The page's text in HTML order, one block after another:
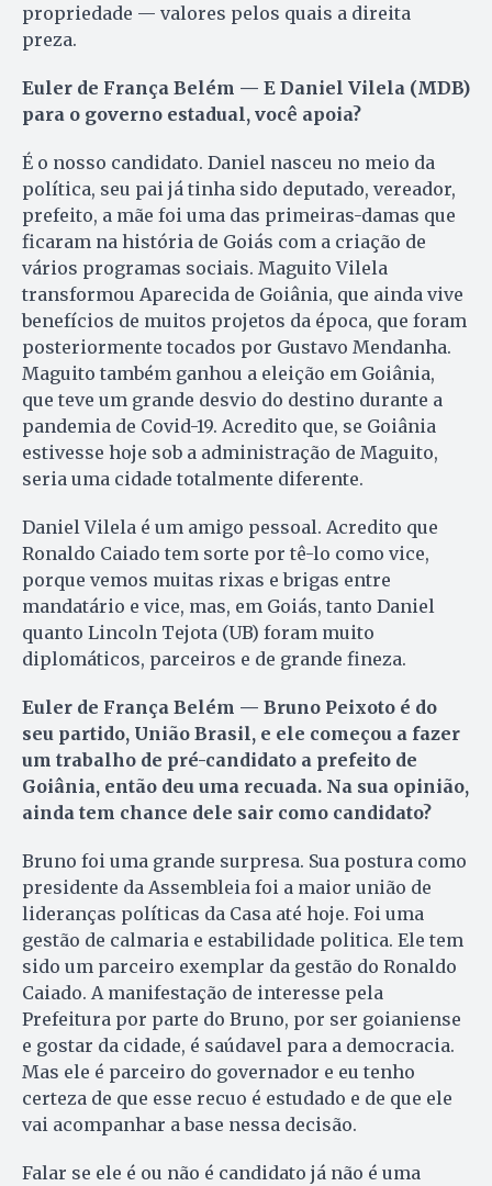
propriedade — valores pelos quais a direita
preza.
Euler de França Belém — E Daniel Vilela (MDB)
para o governo estadual, você apoia?
É o nosso candidato. Daniel nasceu no meio da
política, seu pai já tinha sido deputado, vereador,
prefeito, a mãe foi uma das primeiras-damas que
ficaram na história de Goiás com a criação de
vários programas sociais. Maguito Vilela
transformou Aparecida de Goiânia, que ainda vive
benefícios de muitos projetos da época, que foram
posteriormente tocados por Gustavo Mendanha.
Maguito também ganhou a eleição em Goiânia,
que teve um grande desvio do destino durante a
pandemia de Covid-19. Acredito que, se Goiânia
estivesse hoje sob a administração de Maguito,
seria uma cidade totalmente diferente.
Daniel Vilela é um amigo pessoal. Acredito que
Ronaldo Caiado tem sorte por tê-lo como vice,
porque vemos muitas rixas e brigas entre
mandatário e vice, mas, em Goiás, tanto Daniel
quanto Lincoln Tejota (UB) foram muito
diplomáticos, parceiros e de grande fineza.
Euler de França Belém — Bruno Peixoto é do
seu partido, União Brasil, e ele começou a fazer
um trabalho de pré-candidato a prefeito de
Goiânia, então deu uma recuada. Na sua opinião,
ainda tem chance dele sair como candidato?
Bruno foi uma grande surpresa. Sua postura como
presidente da Assembleia foi a maior união de
lideranças políticas da Casa até hoje. Foi uma
gestão de calmaria e estabilidade politica. Ele tem
sido um parceiro exemplar da gestão do Ronaldo
Caiado. A manifestação de interesse pela
Prefeitura por parte do Bruno, por ser goianiense
e gostar da cidade, é saúdavel para a democracia.
Mas ele é parceiro do governador e eu tenho
certeza de que esse recuo é estudado e de que ele
vai acompanhar a base nessa decisão.
Falar se ele é ou não é candidato já não é uma